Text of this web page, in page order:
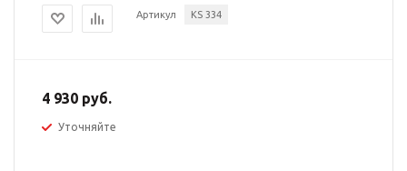
Артикул KS 334
4 930 руб.
Уточняйте